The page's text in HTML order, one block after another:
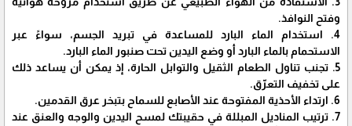
وفتح النوافذ.
4. استخدام الماء البارد للمساعدة في تبريد الجسم، سواءً عبر
الاستحمام بالماء البارد أو وضع اليدين تحت صنبور الماء البارد.
5. تجنب تناول الطعام الثقيل والتوابل الحارة، إذ يمكن أن يساعد ذلك
على تخفيف التعرّق.
6. ارتداء الأحذية المفتوحة عند الأصابع للسماح بتبخر عرق القدمين.
7. ترتيب المناديل المبللة في حقيبتك لمسح اليدين والوجه والعنق عند